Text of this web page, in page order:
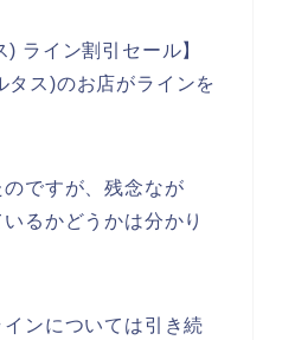
ライン割引セール】
タス)のお店がラインを
ですが、残念なが
るかどうかは分かり
ンについては引き続